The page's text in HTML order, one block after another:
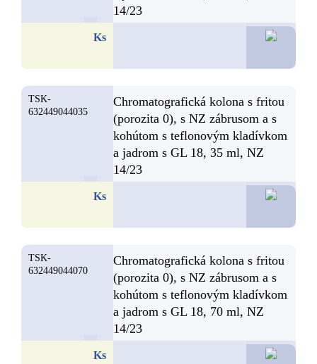
14/23
Ks
TSK-
632449044035
Chromatografická kolona s fritou
(porozita 0), s NZ zábrusom a s
kohútom s teflonovým kladívkom
a jadrom s GL 18, 35 ml, NZ
14/23
Ks
TSK-
632449044070
Chromatografická kolona s fritou
(porozita 0), s NZ zábrusom a s
kohútom s teflonovým kladívkom
a jadrom s GL 18, 70 ml, NZ
14/23
Ks